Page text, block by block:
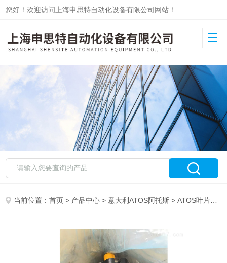
您好！欢迎访问上海申思特自动化设备有限公司网站！
当前位置：首页 > 产品中心 >意大利ATOS阿托斯 >ATOS叶片泵